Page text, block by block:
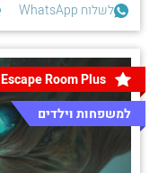
לשלוח WhatsApp
Escape Room Plus
למשפחות וילדים